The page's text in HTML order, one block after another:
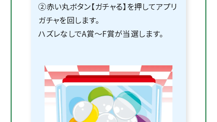
②赤い丸ボタン【ガチャる】を押してアプリ
ガチャを回します。
ハズレなしでA賞〜F賞が当選します。